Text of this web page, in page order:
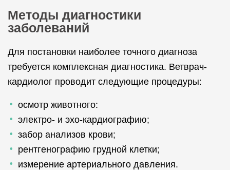
Методы диагностики
заболеваний
Для постановки наиболее точного диагноза
требуется комплексная диагностика. Ветврач-
кардиолог проводит следующие процедуры:
осмотр животного:
электро- и эхо-кардиографию;
забор анализов крови;
рентгенографию грудной клетки;
измерение артериального давления.